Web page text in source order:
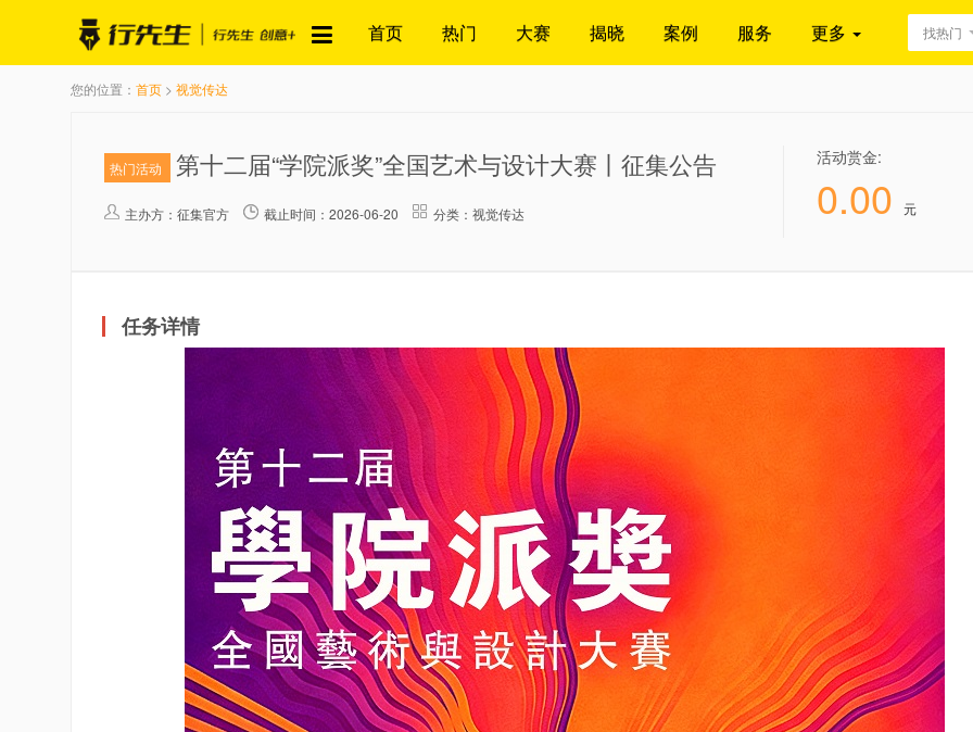
首页 热门 大赛 揭晓 案例 服务 更多 找热门
您的位置： 首页 > 视觉传达
热门活动 第十二届“学院派奖”全国艺术与设计大赛丨征集公告
主办方： 征集官方 截止时间：2026-06-20 分类：视觉传达
活动赏金:
0.00 元
任务详情